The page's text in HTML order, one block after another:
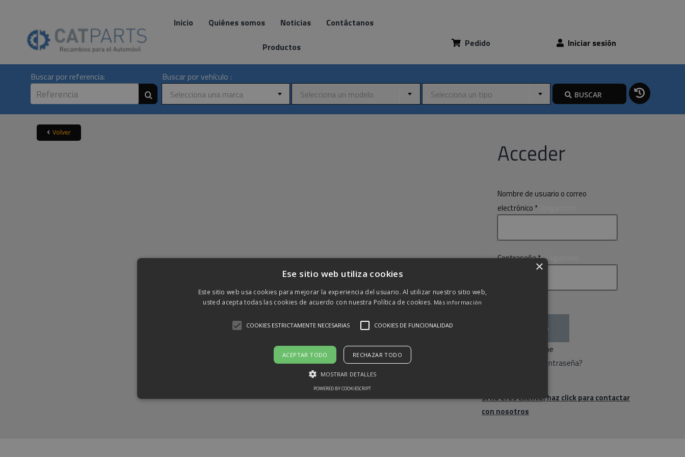
Inicio Quiénes somos Noticias
Contáctanos
Productos
Pedido Iniciar sesión
Buscar por referencia:
Buscar por vehículo :
Selecciona una marca
Selecciona un modelo Selecciona un tipo BUSCAR
Volver
Acceder
Nombre de usuario o correo
electrónico *
Contraseña*Obligatorio
Recuérdame
Acceso
¿Olvidaste la contraseña?
Si no eres cliente, haz click para contactar
con nosotros
×
Ese sitio web utiliza cookies
Este sitio web usa cookies para mejorar la experiencia del usuario. Al utilizar nuestro sitio web,
usted acepta todas las cookies de acuerdo con nuestra Política de cookies. Más información
COOKIES ESTRICTAMENTE NECESARIAS COOKIES DE FUNCIONALIDAD
ACEPTAR TODO RECHAZAR TODO
MOSTRAR DETALLES
POWERED BY COOKIESCRIPT